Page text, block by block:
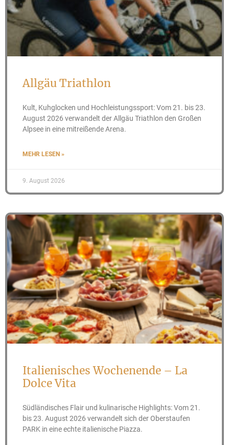
Allgäu Triathlon
Kult, Kuhglocken und Hochleistungssport: Vom 21. bis 23.
August 2026 verwandelt der Allgäu Triathlon den Großen
Alpsee in eine mitreißende Arena.
MEHR LESEN »
9. August 2026
Italienisches Wochenende – La
Dolce Vita
Südländisches Flair und kulinarische Highlights: Vom 21.
bis 23. August 2026 verwandelt sich der Oberstaufen
PARK in eine echte italienische Piazza.